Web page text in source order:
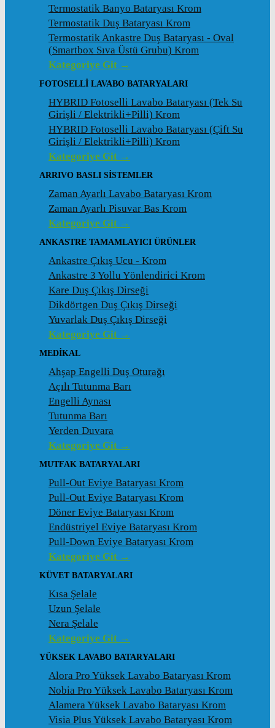
Termostatik Banyo Bataryası Krom
Termostatik Duş Bataryası Krom
Termostatik Ankastre Duş Bataryası - Oval
(Smartbox Sıva Üstü Grubu) Krom
Kategoriye Git →
FOTOSELLİ LAVABO BATARYALARI
HYBRID Fotoselli Lavabo Bataryası (Tek Su
Girişli / Elektrikli+Pilli) Krom
HYBRID Fotoselli Lavabo Bataryası (Çift Su
Girişli / Elektrikli+Pilli) Krom
Kategoriye Git →
ARRIVO BASLI SİSTEMLER
Zaman Ayarlı Lavabo Bataryası Krom
Zaman Ayarlı Pisuvar Bas Krom
Kategoriye Git →
ANKASTRE TAMAMLAYICI ÜRÜNLER
Ankastre Çıkış Ucu - Krom
Ankastre 3 Yollu Yönlendirici Krom
Kare Duş Çıkış Dirseği
Dikdörtgen Duş Çıkış Dirseği
Yuvarlak Duş Çıkış Dirseği
Kategoriye Git →
MEDİKAL
Ahşap Engelli Duş Oturağı
Açılı Tutunma Barı
Engelli Aynası
Tutunma Barı
Yerden Duvara
Kategoriye Git →
MUTFAK BATARYALARI
Pull-Out Eviye Bataryası Krom
Pull-Out Eviye Bataryası Krom
Döner Eviye Bataryası Krom
Endüstriyel Eviye Bataryası Krom
Pull-Down Eviye Bataryası Krom
Kategoriye Git →
KÜVET BATARYALARI
Kısa Şelale
Uzun Şelale
Nera Şelale
Kategoriye Git →
YÜKSEK LAVABO BATARYALARI
Alora Pro Yüksek Lavabo Bataryası Krom
Nobia Pro Yüksek Lavabo Bataryası Krom
Alamera Yüksek Lavabo Bataryası Krom
Visia Plus Yüksek Lavabo Bataryası Krom